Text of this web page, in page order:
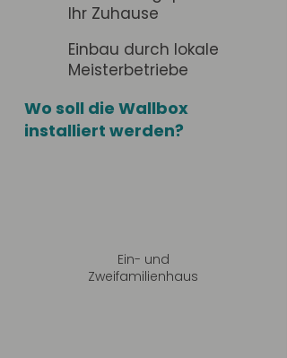
Ihr Zuhause
Einbau durch lokale
Meisterbetriebe
Wo soll die Wallbox
installiert werden?
Ein- und
Zweifamilienhaus